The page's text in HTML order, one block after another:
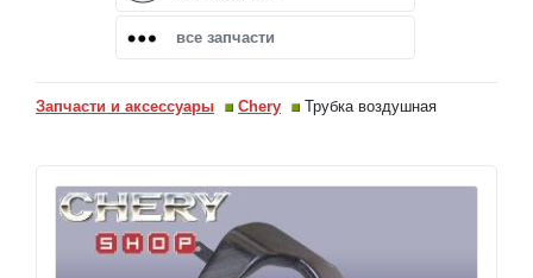
все запчасти
Запчасти и аксессуары Chery Трубка воздушная